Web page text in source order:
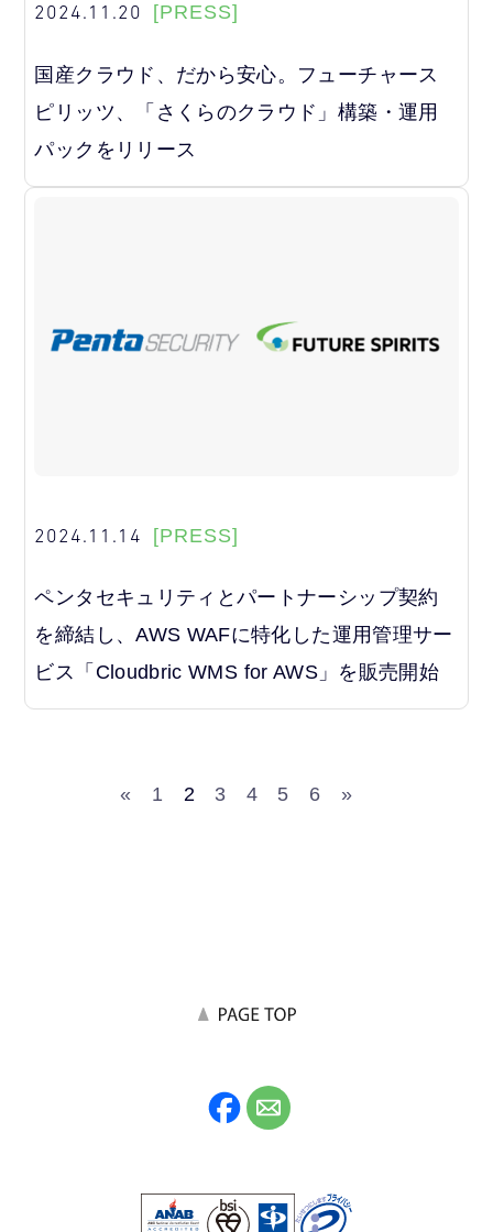
2024.11.20 [PRESS]
国産クラウド、だから安心。フューチャース
ピリッツ、「さくらのクラウド」構築・運用
パックをリリース
2024.11.14 [PRESS]
ペンタセキュリティとパートナーシップ契約
を締結し、AWS WAFに特化した運用管理サー
ビス「Cloudbric WMS for AWS」を販売開始
« 1 2 3 4 5 6 »